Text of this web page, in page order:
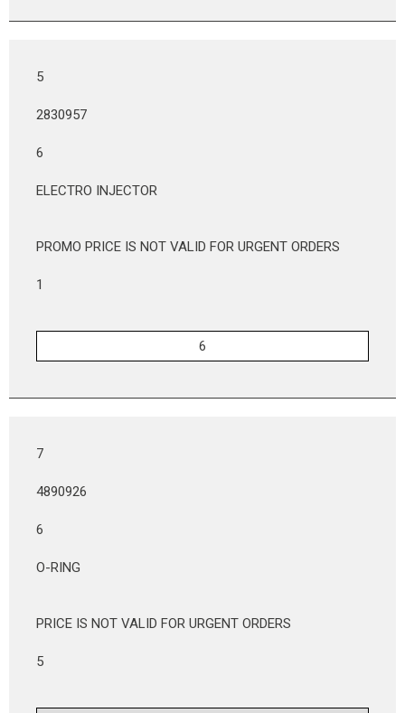
5
2830957
6
ELECTRO INJECTOR
PROMO PRICE IS NOT VALID FOR URGENT ORDERS
1
7
4890926
6
O-RING
PRICE IS NOT VALID FOR URGENT ORDERS
5